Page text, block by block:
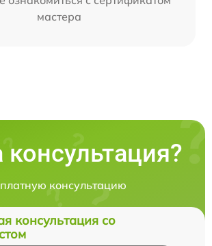
мастера
консультацию
консультация со